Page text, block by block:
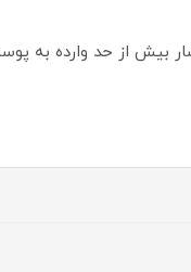
بیش از حد وارده